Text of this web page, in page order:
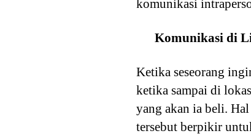
komunikasi
Komunikasi di
Ketika seseorang
ketika sampai di
yang akan ia beli.
tersebut berpikir